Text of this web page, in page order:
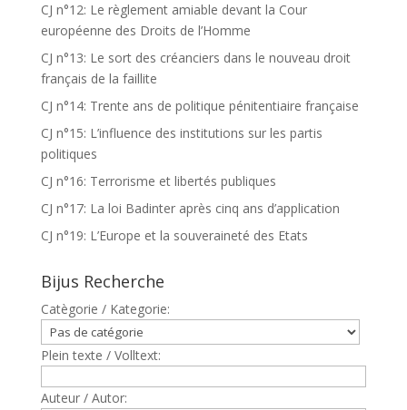
CJ n°12: Le règlement amiable devant la Cour
européenne des Droits de l’Homme
CJ n°13: Le sort des créanciers dans le nouveau droit
français de la faillite
CJ n°14: Trente ans de politique pénitentiaire française
CJ n°15: L’influence des institutions sur les partis
politiques
CJ n°16: Terrorisme et libertés publiques
CJ n°17: La loi Badinter après cinq ans d’application
CJ n°19: L’Europe et la souveraineté des Etats
Bijus Recherche
Catègorie / Kategorie:
Plein texte / Volltext:
Auteur / Autor: